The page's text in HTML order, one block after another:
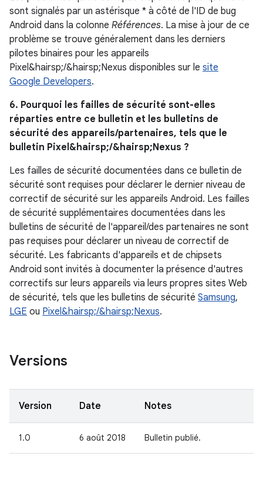
sont signalés par un astérisque * à côté de l'ID de bug
Android dans la colonne Références. La mise à jour de ce
problème se trouve généralement dans les derniers
pilotes binaires pour les appareils
Pixel&hairsp;/&hairsp;Nexus disponibles sur le site
Google Developers.
6. Pourquoi les failles de sécurité sont-elles
réparties entre ce bulletin et les bulletins de
sécurité des appareils/partenaires, tels que le
bulletin Pixel&hairsp;/&hairsp;Nexus ?
Les failles de sécurité documentées dans ce bulletin de
sécurité sont requises pour déclarer le dernier niveau de
correctif de sécurité sur les appareils Android. Les failles
de sécurité supplémentaires documentées dans les
bulletins de sécurité de l'appareil/des partenaires ne sont
pas requises pour déclarer un niveau de correctif de
sécurité. Les fabricants d'appareils et de chipsets
Android sont invités à documenter la présence d'autres
correctifs sur leurs appareils via leurs propres sites Web
de sécurité, tels que les bulletins de sécurité Samsung,
LGE ou Pixel&hairsp;/&hairsp;Nexus.
Versions
Version Date Notes
1.0 6 août 2018 Bulletin publié.